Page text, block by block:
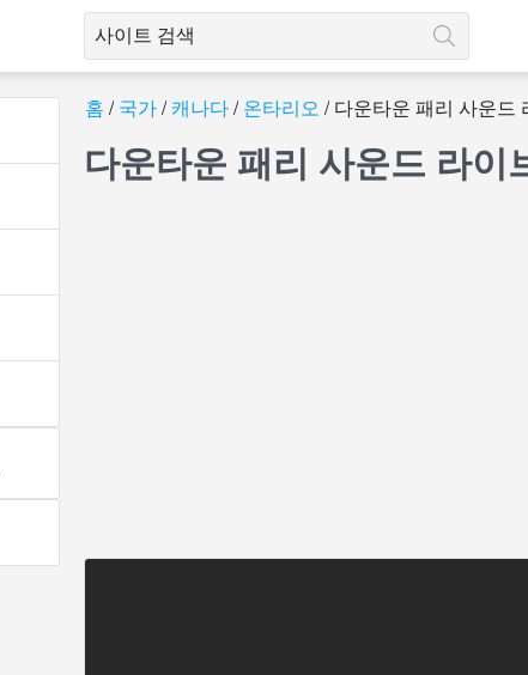
홈 국가 캐나다 온타리오 다운타운 패리 사운드
다운타운 패리 사운드 라이